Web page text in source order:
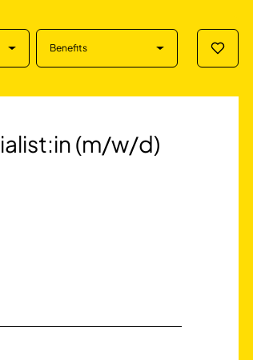
Benefits
(m/
(m/w/d)